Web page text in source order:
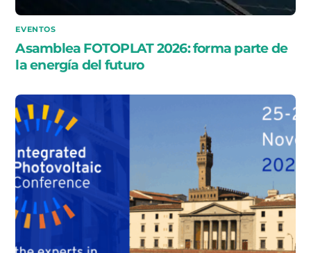
EVENTOS
Asamblea FOTOPLAT 2026: forma parte de
la energía del futuro